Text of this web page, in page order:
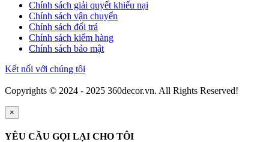
Chính sách giải quyết khiếu nại
Chính sách vận chuyển
Chính sách đổi trả
Chính sách kiểm hàng
Chính sách bảo mật
Kết nối với chúng tôi
Copyrights © 2024 - 2025 360decor.vn. All Rights Reserved!
×
YÊU CẦU GỌI LẠI CHO TÔI